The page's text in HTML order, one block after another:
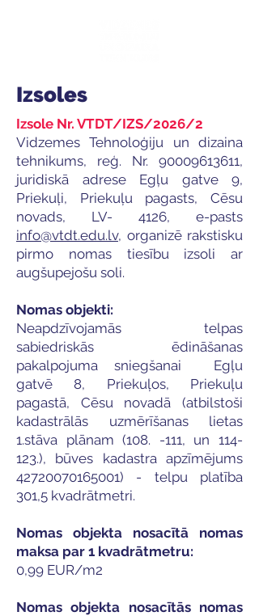
Izsoles
Izsole Nr. VTDT/IZS/2026/2
Vidzemes Tehnoloģiju un dizaina
tehnikums, reģ. Nr. 90009613611,
juridiskā adrese Egļu gatve 9,
Priekuļi, Priekuļu pagasts, Cēsu
novads, LV- 4126, e-pasts
info@vtdt.edu.lv, organizē rakstisku
pirmo nomas tiesību izsoli ar
augšupejošu soli.
Nomas objekti:
Neapdzīvojamās telpas
sabiedriskās ēdināšanas
pakalpojuma sniegšanai Egļu
gatvē 8, Priekuļos, Priekuļu
pagastā, Cēsu novadā (atbilstoši
kadastrālās uzmērīšanas lietas
1.stāva plānam (108. -111, un 114-
123.), būves kadastra apzīmējums
42720070165001) - telpu platība
301,5 kvadrātmetri.
Nomas objekta nosacītā nomas
maksa par 1 kvadrātmetru:
0,99 EUR/m2
Nomas objekta nosacītās nomas